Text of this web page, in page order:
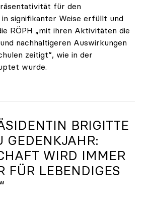
für den
signifikanter Weise erfüllt und
RÖPH „mit ihren Aktivitäten die
nachhaltigeren Auswirkungen
zeitigt“, wie in der
wurde.
Regierung entsendet nun doch
BRIGITTE
GEDENKJAHR:
WIRD IMMER
FÜR LEBENDIGES